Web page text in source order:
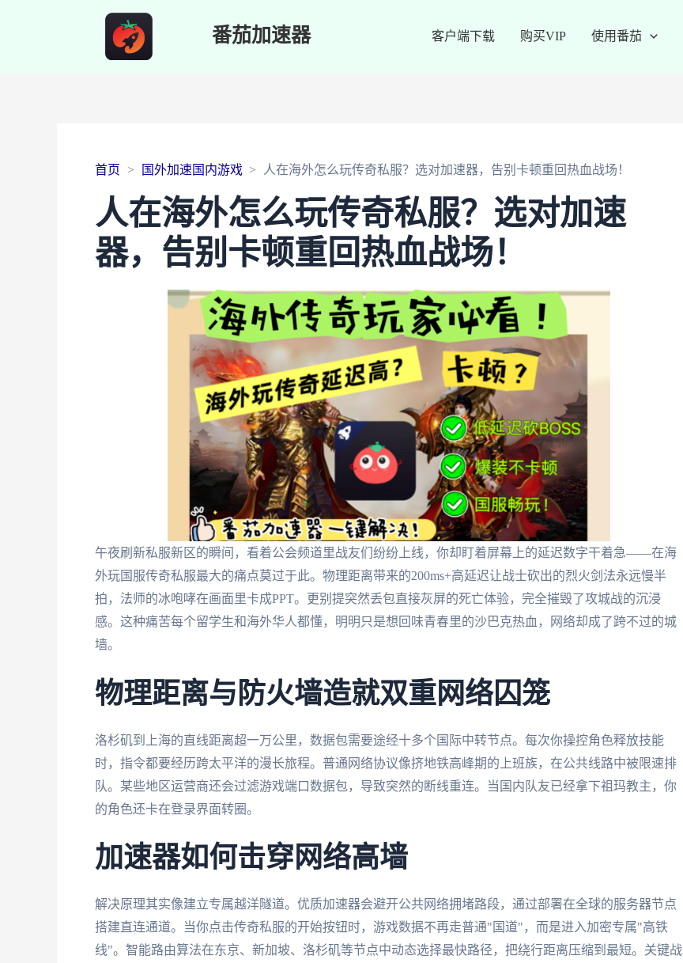
番茄加速器 客户端下载 购买VIP 使用番茄
首页 国外加速国内游戏 人在海外怎么玩传奇私服？选对加速器，告别卡顿重回热血战场！
人在海外怎么玩传奇私服？选对加速
器，告别卡顿重回热血战场！
午夜刷新私服新区的瞬间，看着公会频道里战友们纷纷上线，你却盯着屏幕上的延迟数字干着急——在海
外玩国服传奇私服最大的痛点莫过于此。物理距离带来的200ms+高延迟让战士砍出的烈火剑法永远慢半
拍，法师的冰咆哮在画面里卡成PPT。更别提突然丢包直接灰屏的死亡体验，完全摧毁了攻城战的沉浸
感。这种痛苦每个留学生和海外华人都懂，明明只是想回味青春里的沙巴克热血，网络却成了跨不过的城
墙。
物理距离与防火墙造就双重网络囚笼
洛杉矶到上海的直线距离超一万公里，数据包需要途经十多个国际中转节点。每次你操控角色释放技能
时，指令都要经历跨太平洋的漫长旅程。普通网络协议像挤地铁高峰期的上班族，在公共线路中被限速排
队。某些地区运营商还会过滤游戏端口数据包，导致突然的断线重连。当国内队友已经拿下祖玛教主，你
的角色还卡在登录界面转圈。
加速器如何击穿网络高墙
解决原理其实像建立专属越洋隧道。优质加速器会避开公共网络拥堵路段，通过部署在全球的服务器节点
搭建直连通道。当你点击传奇私服的开始按钮时，游戏数据不再走普通"国道"，而是进入加密专属"高铁
线"。智能路由算法在东京、新加坡、洛杉矶等节点中动态选择最快路径，把绕行距离压缩到最短。关键战